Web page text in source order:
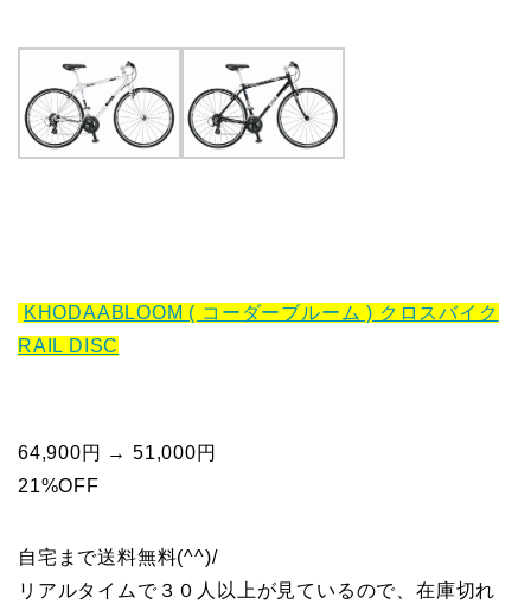
KHODAABLOOM ( コーダーブルーム ) クロスバイク
RAIL DISC
64,900円 → 51,000円
21%OFF
自宅まで送料無料(^^)/
リアルタイムで３０人以上が見ているので、在庫切れ